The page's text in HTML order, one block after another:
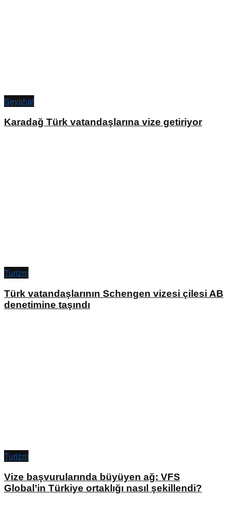
Seyahat
Karadağ Türk vatandaşlarına vize getiriyor
Turizm
Türk vatandaşlarının Schengen vizesi çilesi AB
denetimine taşındı
Turizm
Vize başvurularında büyüyen ağ: VFS
Global’in Türkiye ortaklığı nasıl şekillendi?